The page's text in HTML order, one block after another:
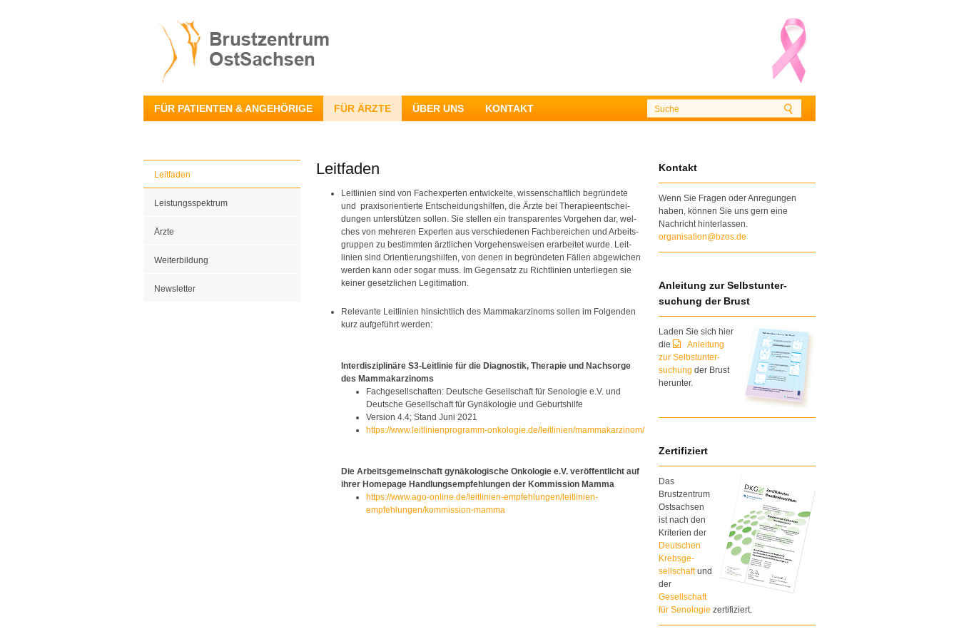
FÜR PATIENTEN & ANGEHÖRIGE FÜR ÄRZTE ÜBER UNS KONTAKT
Leitfaden
Leistungsspektrum
Ärzte
Weiterbildung
Newsletter
Leitfaden
Leitlinien sind von Fachexperten entwickelte, wissenschaftlich begründete
und praxisorientierte Entscheidungshilfen, die Ärzte bei Therapieentschei-
dungen unterstützen sollen. Sie stellen ein transparentes Vorgehen dar, wel-
ches von mehreren Experten aus verschiedenen Fachbereichen und Arbeits-
gruppen zu bestimmten ärztlichen Vorgehensweisen erarbeitet wurde. Leit-
linien sind Orientierungshilfen, von denen in begründeten Fällen abgewichen
werden kann oder sogar muss. Im Gegensatz zu Richtlinien unterliegen sie
keiner gesetzlichen Legitimation.
Relevante Leitlinien hinsichtlich des Mammakarzinoms sollen im Folgenden
kurz aufgeführt werden:
Interdisziplinäre S3-Leitlinie für die Diagnostik, Therapie und Nachsorge
des Mammakarzinoms
Fachgesellschaften: Deutsche Gesellschaft für Senologie e.V. und
Deutsche Gesellschaft für Gynäkologie und Geburtshilfe
Version 4.4; Stand Juni 2021
https://www.leitlinienprogramm-onkologie.de/leitlinien/mammakarzinom/
Die Arbeitsgemeinschaft gynäkologische Onkologie e.V. veröffentlicht auf
ihrer Homepage Handlungsempfehlungen der Kommission Mamma
https://www.ago-online.de/leitlinien-empfehlungen/leitlinien-
empfehlungen/kommission-mamma
Kontakt
Wenn Sie Fragen oder Anregungen
haben, können Sie uns gern eine
Nachricht hinterlassen.
organisation@bzos.de
Anleitung zur Selbstunter-
suchung der Brust
Laden Sie sich hier
die
Anleitung
zur Selbstunter-
suchung der Brust
herunter.
Zertifiziert
Das
Brustzentrum
Ostsachsen
ist nach den
Kriterien der
Deutschen
Krebsge-
sellschaftund
der
Gesellschaft
für Senologie zertifiziert.